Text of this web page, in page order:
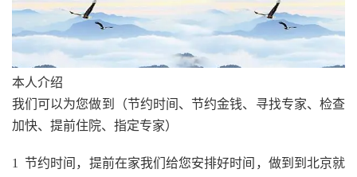
本人介绍
我们可以为您做到（节约时间、节约金钱、寻找专家、检查
加快、提前住院、指定专家）
1 节约时间，提前在家我们给您安排好时间，做到到北京就